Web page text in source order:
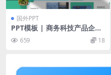
国外PPT
PPT模板 | 商务科技产品企业
品牌图标数据精美演示文稿
659 18